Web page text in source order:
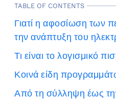
TABLE OF CONTENTS
Γιατί η αφοσίωση των
την ανάπτυξη του
Τι είναι το λογισμικό
Κοινά είδη
Από τη σύλληψη έως